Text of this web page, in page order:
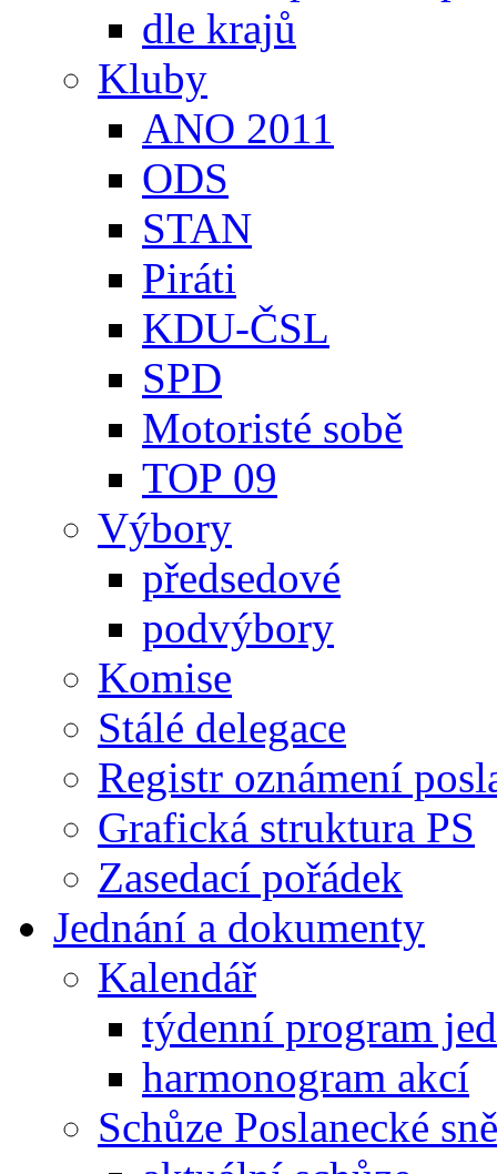
dle krajů
Kluby
ANO 2011
ODS
STAN
Piráti
KDU-ČSL
SPD
Motoristé sobě
TOP 09
Výbory
předsedové
podvýbory
Komise
Stálé delegace
Registr oznámení
Grafická struktura PS
Zasedací pořádek
Jednání a dokumenty
Kalendář
týdenní program
harmonogram akcí
Schůze Poslanecké